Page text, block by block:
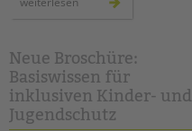
KARRIERE
tandem als Arbeitgeberin
NEWS/BLOG
unkuerzbar
wählen!
Neue Broschüre:
Basiswissen für
inklusiven Kinder- und
Jugendschutz